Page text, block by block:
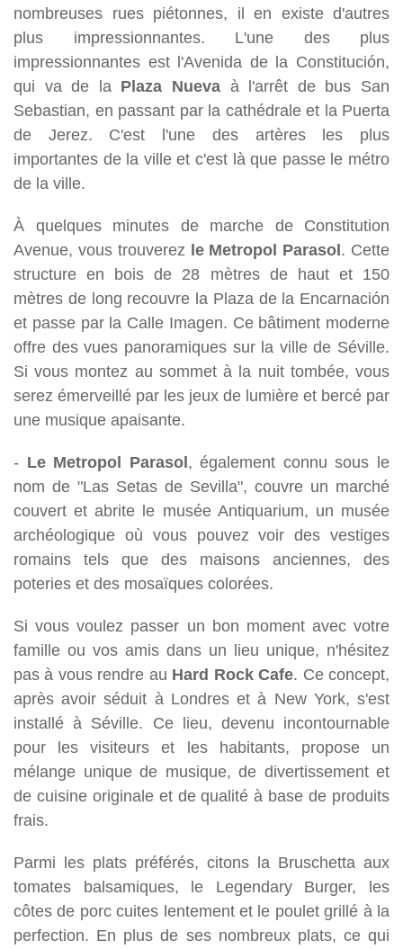
nombreuses rues piétonnes, il en existe d'autres
plus impressionnantes. L'une des plus
impressionnantes est l'Avenida de la Constitución,
qui va de la Plaza Nueva à l'arrêt de bus San
Sebastian, en passant par la cathédrale et la Puerta
de Jerez. C'est l'une des artères les plus
importantes de la ville et c'est là que passe le métro
de la ville.
À quelques minutes de marche de Constitution
Avenue, vous trouverez le Metropol Parasol. Cette
structure en bois de 28 mètres de haut et 150
mètres de long recouvre la Plaza de la Encarnación
et passe par la Calle Imagen. Ce bâtiment moderne
offre des vues panoramiques sur la ville de Séville.
Si vous montez au sommet à la nuit tombée, vous
serez émerveillé par les jeux de lumière et bercé par
une musique apaisante.
- Le Metropol Parasol, également connu sous le
nom de "Las Setas de Sevilla", couvre un marché
couvert et abrite le musée Antiquarium, un musée
archéologique où vous pouvez voir des vestiges
romains tels que des maisons anciennes, des
poteries et des mosaïques colorées.
Si vous voulez passer un bon moment avec votre
famille ou vos amis dans un lieu unique, n'hésitez
pas à vous rendre au Hard Rock Cafe. Ce concept,
après avoir séduit à Londres et à New York, s'est
installé à Séville. Ce lieu, devenu incontournable
pour les visiteurs et les habitants, propose un
mélange unique de musique, de divertissement et
de cuisine originale et de qualité à base de produits
frais.
Parmi les plats préférés, citons la Bruschetta aux
tomates balsamiques, le Legendary Burger, les
côtes de porc cuites lentement et le poulet grillé à la
perfection. En plus de ses nombreux plats, ce qui